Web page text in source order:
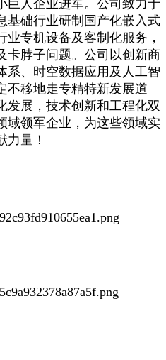
巨人企业进军。公司致力于
基础行业研制国产化嵌入式
专机设备及客制化服务，
卡脖子问题。公司以创新商
系、时空数据应用及人工智
不移地走专精特新发展道
发展，技术创新和工程化双
域领军企业，为这些领域实
力量！